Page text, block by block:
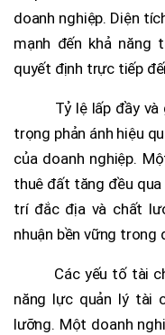
doanh nghiệp. Diện
mạnh đến khả năng
quyết định trực tiếp
Tỷ lệ lấp đầy và
trọng phản ánh hiệu
của doanh nghiệp.
thuê đất tăng đều
trí đắc địa và chất
nhuận bền vững trong
Các yếu tố tài
năng lực quản lý tài
lưỡng. Một doanh